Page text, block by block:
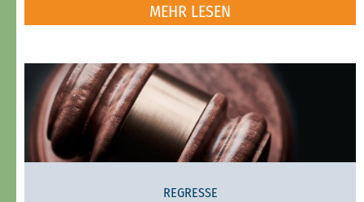
MEHR LESEN
REGRESSE